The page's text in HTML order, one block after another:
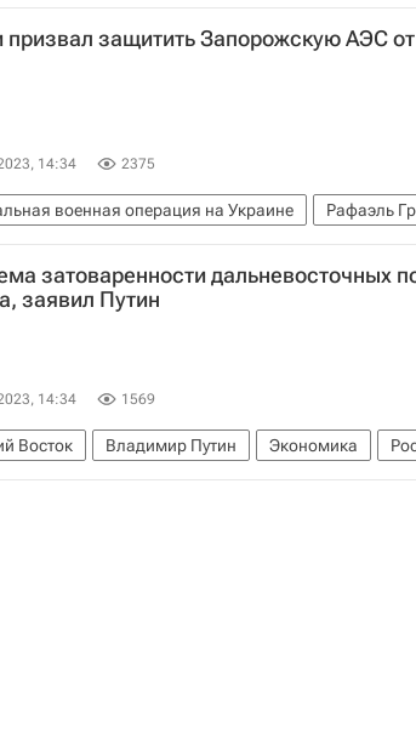
союз биатлонистов (IBU)
призвал защитить Запорожскую АЭС от
14:34 2375
военная операция на Украине Рафаэль
АЭС
Росэнергоатом МАГАТЭ
затоваренности дальневосточных
заявил Путин
14:34 1569
Восток Владимир Путин Экономика